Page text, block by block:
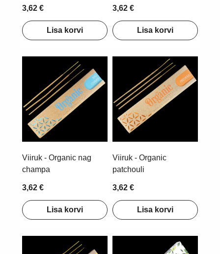
3,62 €
Lisa korvi
3,62 €
Lisa korvi
Viiruk - Organic nag
champa
3,62 €
Lisa korvi
Viiruk - Organic
patchouli
3,62 €
Lisa korvi